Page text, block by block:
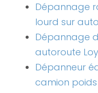
Dépannage
lourd sur
Dépannage
autoroute
Dépanneur
camion